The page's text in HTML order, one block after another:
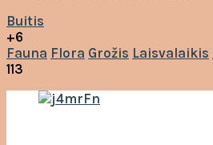
Buitis
+6
Fauna Flora Grožis Laisvalaikis
113